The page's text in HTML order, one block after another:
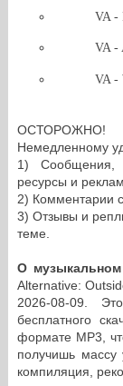
VA -
VA -
VA -
ОСТОРОЖНО!
Немедленному
1) Сообщения,
ресурсы и
2) Комментарии
3) Отзывы и
теме.
О музыкальном
Alternative:
2026-08-09.
бесплатного
формате MP3,
получишь массу
компиляция,